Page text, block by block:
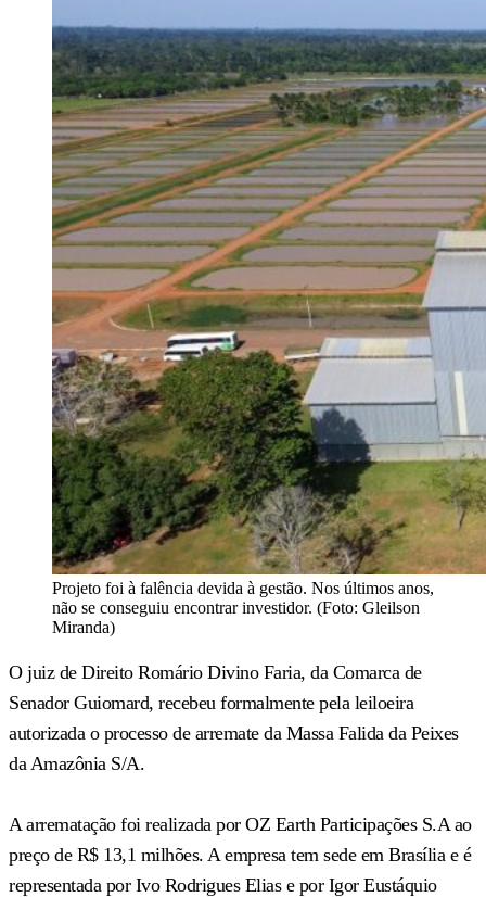
Projeto foi à falência devida à gestão. Nos últimos anos,
não se conseguiu encontrar investidor. (Foto: Gleilson
Miranda)
O juiz de Direito Romário Divino Faria, da Comarca de
Senador Guiomard, recebeu formalmente pela leiloeira
autorizada o processo de arremate da Massa Falida da Peixes
da Amazônia S/A.
A arrematação foi realizada por OZ Earth Participações S.A ao
preço de R$ 13,1 milhões. A empresa tem sede em Brasília e é
representada por Ivo Rodrigues Elias e por Igor Eustáquio